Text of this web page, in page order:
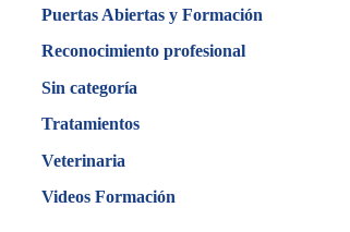
Puertas Abiertas y Formación
Reconocimiento profesional
Sin categoría
Tratamientos
Veterinaria
Videos Formación